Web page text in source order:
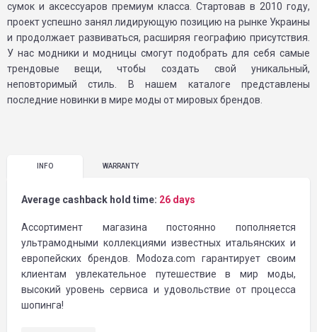
сумок и аксессуаров премиум класса. Стартовав в 2010 году,
проект успешно занял лидирующую позицию на рынке Украины
и продолжает развиваться, расширяя географию присутствия.
У нас модники и модницы смогут подобрать для себя самые
трендовые вещи, чтобы создать свой уникальный,
неповторимый стиль. В нашем каталоге представлены
последние новинки в мире моды от мировых брендов.
INFO WARRANTY
Average cashback hold time: 26 days
Ассортимент магазина постоянно пополняется
ультрамодными коллекциями известных итальянских и
европейских брендов. Modoza.com гарантирует своим
клиентам увлекательное путешествие в мир моды,
высокий уровень сервиса и удовольствие от процесса
шопинга!